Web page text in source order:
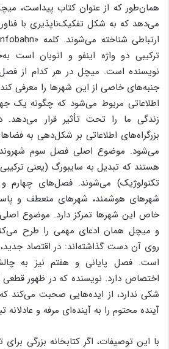
همان‌طور که از عنوان کتاب پیداست،
می‌دهد که به شکل تفکیک‌ناپذیری با
ترکیبی دو واژه اینفو و اتوبان است
نویسنده است. میچل در هر کدام از
جنبه‌های خاصی از این شهرها را معرفی
اطلاعاتی مربوط می‌شود که چگونه یک
زندگی ما را تحت تأثیر قرار می‌دهد.
بزرگراه‌های اطلاعاتی بر شکل‌دهی به
می‌شود. موضوع اصلی فصل سوم
هستند که تبدیل به سایبورگ (یعنی
تکنولوژیک) می‌شوند. فصل‌های چهارم
شهرهای هوشمند، شهرهای منعطف و
خاص این شهرها تمرکز دارد. موضوع
و میچل همان ادعای مهمی را طرح
روی آن دست گذاشته‌اند: در اقتصاد جدید،
است. فصل پایانی و هفتم نیز به
اختصاص دارد. نویسنده که در ظهور
شکی ندارد، از ایده‌هایی صحبت می‌کند
آینده محتوم را به آینده‌ای مرفه و عادلانه
با این توصیفات، اگر کتابخانه بزرگی